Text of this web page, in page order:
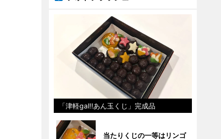
「津軽gal!!あん玉くじ」完成品
当たりくじの一等はリンゴ